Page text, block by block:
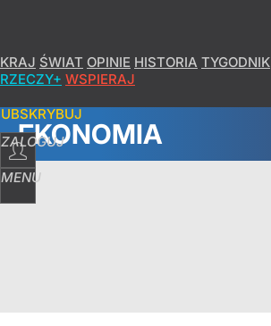
KRAJ ŚWIAT OPINIE HISTORIA TYGODNIK
RZECZY+ WSPIERAJ
ZALOGUJ
MENU
EKONOMIA